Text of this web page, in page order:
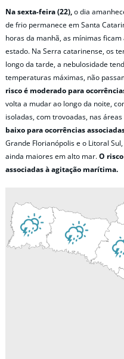
Na sexta-feira (22),o dia
de frio permanece em Santa
horas da manhã, as mínimas
estado. Na Serra catarinense, os
longo da tarde, a nebulosidade
temperaturas máximas, não
risco é moderado para
volta a mudar ao longo da noite,
isoladas, com trovoadas, nas
baixo para ocorrências
Grande Florianópolis e o Litoral
ainda maiores em alto mar.O
associadas à agitação marítima.